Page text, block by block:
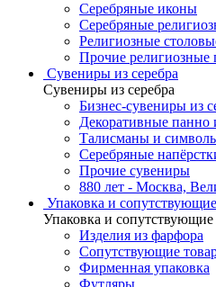
Серебряные иконы
Серебряные
Религиозные
Прочие религиозные
Сувениры из серебра
Сувениры из серебра
Бизнес-сувениры из
Декоративные панно
Талисманы и символы
Серебряные
Прочие сувениры
880 лет - Москва,
Упаковка и
Упаковка и
Изделия из фарфора
Сопутствующие
Фирменная упаковка
Футляры